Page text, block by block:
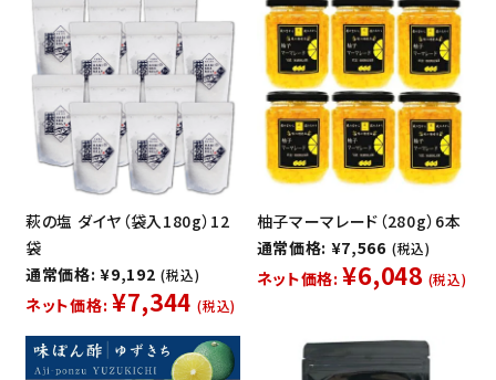
萩の塩 ダイヤ（袋入180g）12
袋
通常価格: ¥9,192 (税込)
ネット価格: ¥7,344 (税込)
柚子マーマレード（280g）6本
通常価格: ¥7,566 (税込)
ネット価格: ¥6,048 (税込)